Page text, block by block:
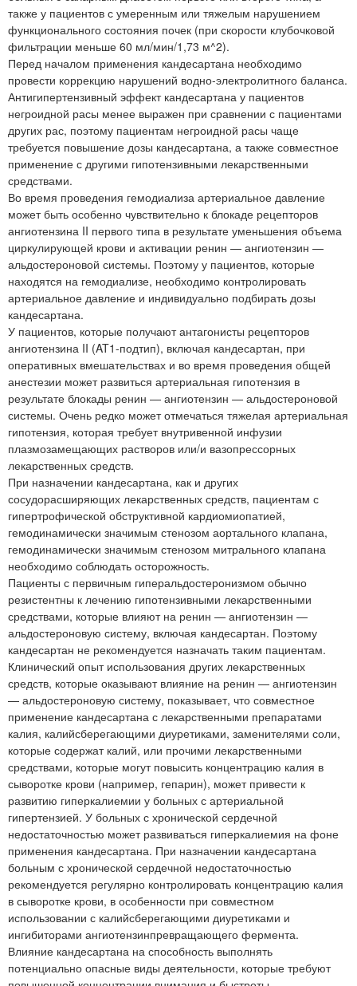
также у пациентов с умеренным или тяжелым нарушением
функционального состояния почек (при скорости клубочковой
фильтрации меньше 60 мл/мин/1,73 м^2).
Перед началом применения кандесартана необходимо
провести коррекцию нарушений водно-электролитного баланса.
Антигипертензивный эффект кандесартана у пациентов
негроидной расы менее выражен при сравнении с пациентами
других рас, поэтому пациентам негроидной расы чаще
требуется повышение дозы кандесартана, а также совместное
применение с другими гипотензивными лекарственными
средствами.
Во время проведения гемодиализа артериальное давление
может быть особенно чувствительно к блокаде рецепторов
ангиотензина II первого типа в результате уменьшения объема
циркулирующей крови и активации ренин — ангиотензин —
альдостероновой системы. Поэтому у пациентов, которые
находятся на гемодиализе, необходимо контролировать
артериальное давление и индивидуально подбирать дозы
кандесартана.
У пациентов, которые получают антагонисты рецепторов
ангиотензина II (AT1-подтип), включая кандесартан, при
оперативных вмешательствах и во время проведения общей
анестезии может развиться артериальная гипотензия в
результате блокады ренин — ангиотензин — альдостероновой
системы. Очень редко может отмечаться тяжелая артериальная
гипотензия, которая требует внутривенной инфузии
плазмозамещающих растворов или/и вазопрессорных
лекарственных средств.
При назначении кандесартана, как и других
сосудорасширяющих лекарственных средств, пациентам с
гипертрофической обструктивной кардиомиопатией,
гемодинамически значимым стенозом аортального клапана,
гемодинамически значимым стенозом митрального клапана
необходимо соблюдать осторожность.
Пациенты с первичным гиперальдостеронизмом обычно
резистентны к лечению гипотензивными лекарственными
средствами, которые влияют на ренин — ангиотензин —
альдостероновую систему, включая кандесартан. Поэтому
кандесартан не рекомендуется назначать таким пациентам.
Клинический опыт использования других лекарственных
средств, которые оказывают влияние на ренин — ангиотензин
— альдостероновую систему, показывает, что совместное
применение кандесартана с лекарственными препаратами
калия, калийсберегающими диуретиками, заменителями соли,
которые содержат калий, или прочими лекарственными
средствами, которые могут повысить концентрацию калия в
сыворотке крови (например, гепарин), может привести к
развитию гиперкалиемии у больных с артериальной
гипертензией. У больных с хронической сердечной
недостаточностью может развиваться гиперкалиемия на фоне
применения кандесартана. При назначении кандесартана
больным с хронической сердечной недостаточностью
рекомендуется регулярно контролировать концентрацию калия
в сыворотке крови, в особенности при совместном
использовании с калийсберегающими диуретиками и
ингибиторами ангиотензинпревращающего фермента.
Влияние кандесартана на способность выполнять
потенциально опасные виды деятельности, которые требуют